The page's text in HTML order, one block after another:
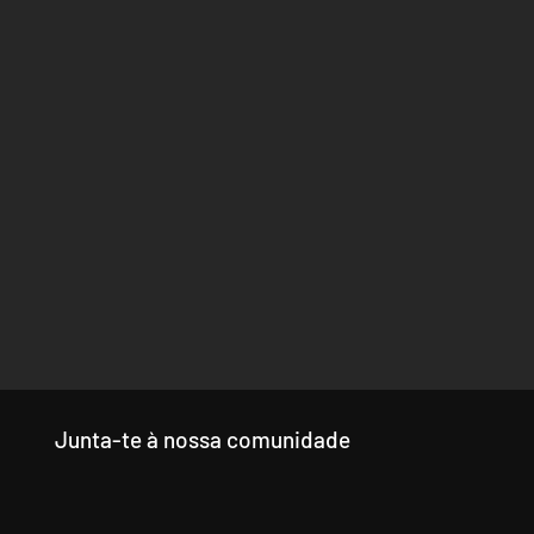
Junta-te à nossa comunidade